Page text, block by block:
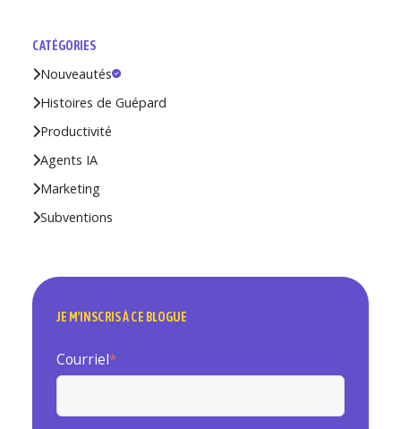
CATÉGORIES
Nouveautés
Histoires de Guépard
Productivité
Agents IA
Marketing
Subventions
JE M'INSCRIS À CE BLOGUE
Courriel*